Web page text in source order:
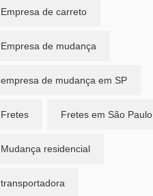
Empresa de carreto
Empresa de mudança
empresa de mudança em SP
Fretes Fretes em São Paulo
Mudança residencial
transportadora